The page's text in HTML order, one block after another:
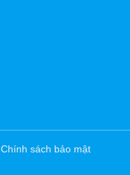
Chính sách bảo mật